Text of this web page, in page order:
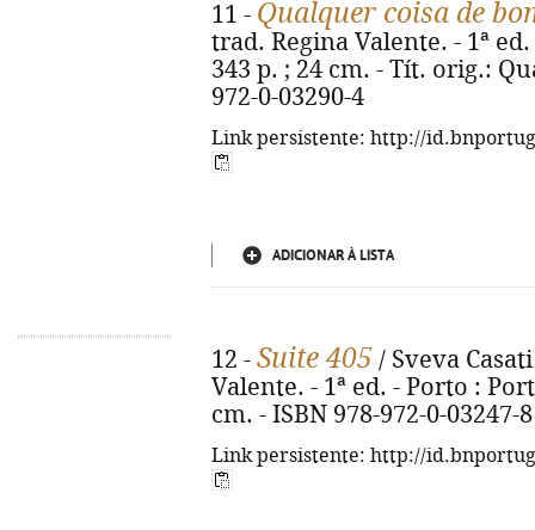
11 - Qualquer coisa de
trad. Regina Valente. - 1ª
343 p. ; 24 cm. - Tít. orig.:
972-0-03290-4
Link persistente: http://
ADICIONAR À LISTA
12 - Suite 405 / Sveva
Valente. - 1ª ed. - Porto :
cm. - ISBN 978-972-0-03247-8
Link persistente: http://